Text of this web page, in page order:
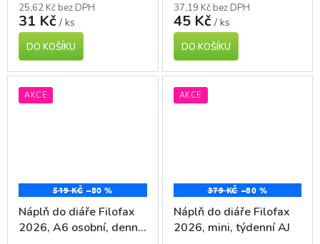
25,62 Kč bez DPH
31 Kč / ks
DO KOŠÍKU
37,19 Kč bez DPH
45 Kč / ks
DO KOŠÍKU
AKCE
519 KČ –80 %
Náplň do diáře Filofax
2026, A6 osobní, denní
AKCE
379 KČ –80 %
Náplň do diáře Filofax
2026, mini, týdenní AJ